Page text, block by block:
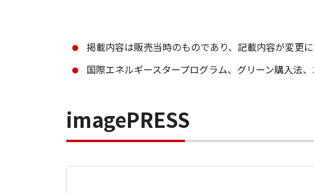
掲載内容は販売当時のものであり、記載内容が変更
国際エネルギースタープログラム、グリーン購入法
imagePRESS